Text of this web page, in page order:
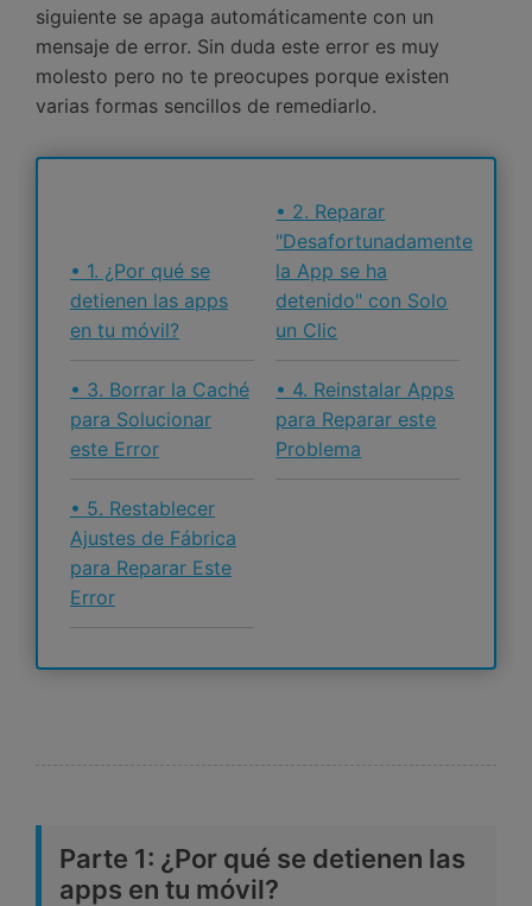
siguiente se apaga automáticamente con un
mensaje de error. Sin duda este error es muy
molesto pero no te preocupes porque existen
varias formas sencillos de remediarlo.
• 1. ¿Por qué se
detienen las apps
en tu móvil?
• 2. Reparar
"Desafortunadamente
la App se ha
detenido" con Solo
un Clic
• 3. Borrar la Caché
para Solucionar
este Error
• 4. Reinstalar Apps
para Reparar este
Problema
• 5. Restablecer
Ajustes de Fábrica
para Reparar Este
Error
Parte 1: ¿Por qué se detienen las
apps en tu móvil?